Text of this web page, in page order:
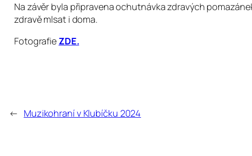
Na závěr byla připravena ochutnávka zdravých
zdravě mlsat i doma.
Fotografie ZDE.
← Muzikohraní v Klubíčku 2024